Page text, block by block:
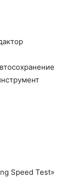
Speed Test»